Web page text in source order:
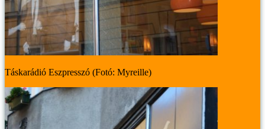
Táskarádió Eszpresszó (Fotó: Myreille)